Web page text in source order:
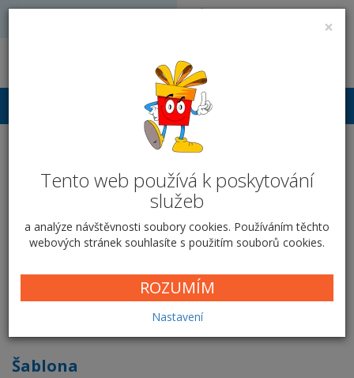
×
Tento web používá k poskytování
služeb
a analýze návštěvnosti soubory cookies. Používáním těchto
webových stránek souhlasíte s použitím souborů cookies.
ROZUMÍM
Nastavení
Volejte: 728 051 909
Přihlášení
Sklo SG-25 - Fotografie
Ostatní Skleněný rámeček
Rámeček SG-25
Fotografie
Šablona